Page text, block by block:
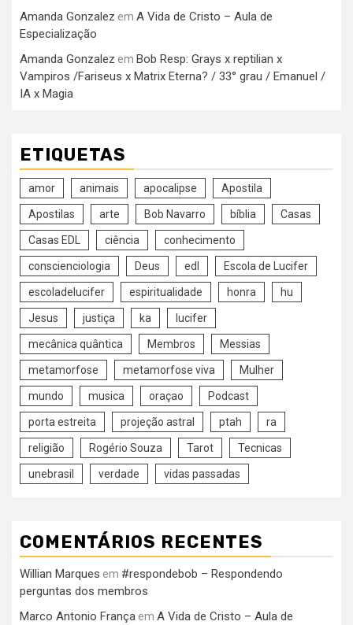
Amanda Gonzalez em A Vida de Cristo – Aula de
Especialização
Amanda Gonzalez em Bob Resp: Grays x reptilian x
Vampiros /Fariseus x Matrix Eterna? / 33° grau / Emanuel /
IA x Magia
ETIQUETAS
amor animais apocalipse Apostila
Apostilas arte Bob Navarro bíblia Casas
Casas EDL ciência conhecimento
conscienciologia Deus edl Escola de Lucifer
escoladelucifer espiritualidade honra hu
Jesus justiça ka lucifer
mecânica quântica Membros Messias
metamorfose metamorfose viva Mulher
mundo musica oraçao Podcast
porta estreita projeção astral ptah ra
religião Rogério Souza Tarot Tecnicas
unebrasil verdade vidas passadas
COMENTÁRIOS RECENTES
Willian Marques em #respondebob – Respondendo
perguntas dos membros
Marco Antonio França em A Vida de Cristo – Aula de